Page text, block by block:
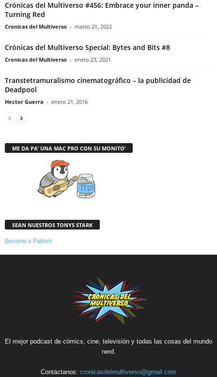
Crónicas del Multiverso #456: Embrace your inner panda –
Turning Red
Cronicas del Multiverso - marzo 21, 2022
Crónicas del Multiverso Special: Bytes and Bits #8
Cronicas del Multiverso - enero 23, 2021
Transtetramuralismo cinematográfico – la publicidad de
Deadpool
Hector Guerra - enero 21, 2016
ME DA PA’ UNA MAC PRO CON SU MONITO’
SEAN NUESTROS TONYS STARK
Become a Patron!
El mejor podcast de cómics, cine, televisión y todas las cosas del mundo
nerd.
Contáctanos: cronicasdelmultiverso@gmail.com